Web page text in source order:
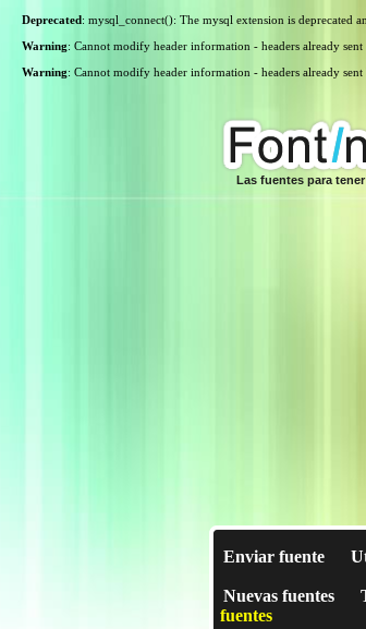
Deprecated: mysql_connect(): The mysql extension is deprecated
Warning: Cannot modify header information - headers already
Warning: Cannot modify header information - headers already
Las fuentes para
Enviar fuente
Nuevas fuentes
fuentes